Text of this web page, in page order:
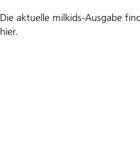
Die aktuelle milkids-Ausgabe
hier.